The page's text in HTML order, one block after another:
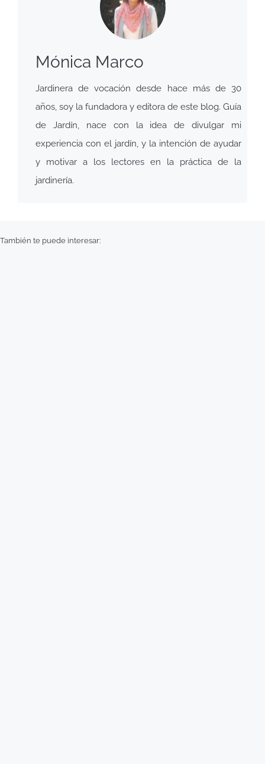
Mónica Marco
Jardinera de vocación desde hace más de 30
años, soy la fundadora y editora de este blog. Guía
de Jardín, nace con la idea de divulgar mi
experiencia con el jardín, y la intención de ayudar
y motivar a los lectores en la práctica de la
jardinería.
También te puede interesar: